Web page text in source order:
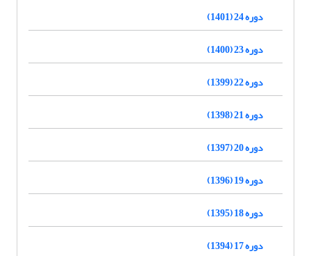
دوره 24 (1401)
دوره 23 (1400)
دوره 22 (1399)
دوره 21 (1398)
دوره 20 (1397)
دوره 19 (1396)
دوره 18 (1395)
دوره 17 (1394)